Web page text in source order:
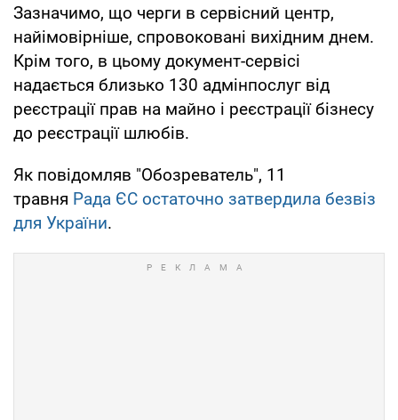
Зазначимо, що черги в сервісний центр,
найімовірніше, спровоковані вихідним днем.
Крім того, в цьому документ-сервісі
надається близько 130 адмінпослуг від
реєстрації прав на майно і реєстрації бізнесу
до реєстрації шлюбів.
Як повідомляв "Обозреватель", 11
травня Рада ЄС остаточно затвердила безвіз
для України.